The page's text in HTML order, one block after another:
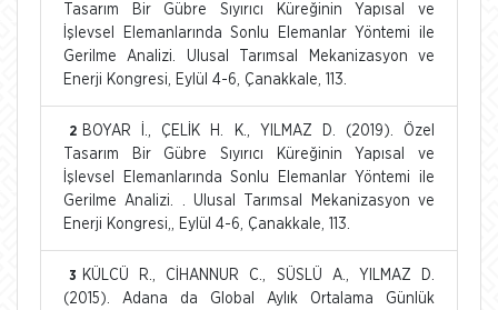
Tasarım Bir Gübre Sıyırıcı Küreğinin Yapısal ve
İşlevsel Elemanlarında Sonlu Elemanlar Yöntemi ile
Gerilme Analizi. Ulusal Tarımsal Mekanizasyon ve
Enerji Kongresi, Eylül 4-6, Çanakkale, 113.
2 BOYAR İ., ÇELİK H. K., YILMAZ D. (2019). Özel
Tasarım Bir Gübre Sıyırıcı Küreğinin Yapısal ve
İşlevsel Elemanlarında Sonlu Elemanlar Yöntemi ile
Gerilme Analizi. . Ulusal Tarımsal Mekanizasyon ve
Enerji Kongresi,, Eylül 4-6, Çanakkale, 113.
3
KÜLCÜ R., CİHANNUR C., SÜSLÜ A., YILMAZ D.
(2015). Adana da Global Aylık Ortalama Günlük